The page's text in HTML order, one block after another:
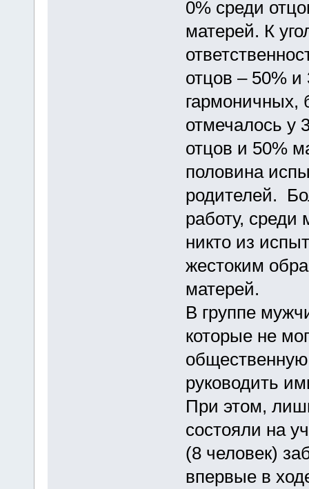
0% среди
матерей. К
отцов – 50%
гармоничных,
отмечалось у
отцов и 50%
половина
родителей.
работу, среди
никто из
жестоким
матерей.
В группе
которые не
руководить
При этом,
состояли на
(8 человек)
впервые в